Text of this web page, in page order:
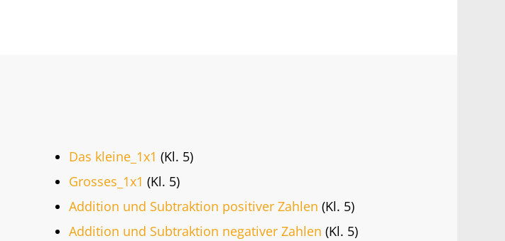
Das kleine_1x1 (Kl. 5)
Grosses_1x1 (Kl. 5)
Addition und Subtraktion positiver Zahlen (Kl. 5)
Addition und Subtraktion negativer Zahlen (Kl. 5)